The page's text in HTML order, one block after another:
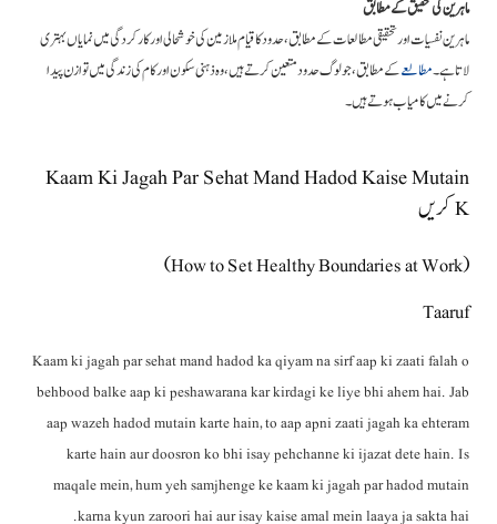
ماہرین کی تحقیق کے مطابق
ماہرین نفسیات اور تحقیقی مطالعات کے مطابق، حدود کا قیام ملازمین کی خوشحالی اور کارکردگی میں نمایاں بہتری
لاتا ہے۔مطالعےکے مطابق، جو لوگ حدود متعین کرتے ہیں، وہ ذہنی سکون اور کام کی زندگی میں توازن پیدا
کرنے میں کامیاب ہوتے ہیں۔
Kaam Ki Jagah Par Sehat Mand Hadod Kaise Mutain
K کریں
(How to Set Healthy Boundaries at Work)
Taaruf
Kaam ki jagah par sehat mand hadod ka qiyam na sirf aap ki zaati falah o
behbood balke aap ki peshawarana kar kirdagi ke liye bhi ahem hai. Jab
aap wazeh hadod mutain karte hain, to aap apni zaati jagah ka ehteram
karte hain aur doosron ko bhi isay pehchanne ki ijazat dete hain. Is
maqale mein, hum yeh samjhenge ke kaam ki jagah par hadod mutain
karna kyun zaroori hai aur isay kaise amal mein laaya ja sakta hai.